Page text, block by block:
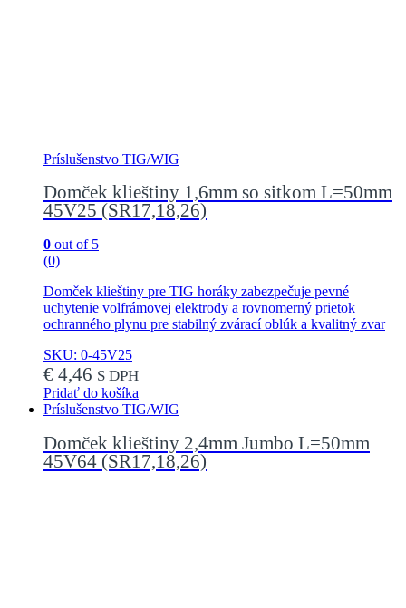
Príslušenstvo TIG/WIG
Domček klieštiny 1,6mm so sitkom L=50mm
45V25 (SR17,18,26)
0 out of 5
(0)
Domček klieštiny pre TIG horáky zabezpečuje pevné
uchytenie volfrámovej elektrody a rovnomerný prietok
ochranného plynu pre stabilný zvárací oblúk a kvalitný zvar
SKU: 0-45V25
€ 4,46 S DPH
Pridať do košíka
Príslušenstvo TIG/WIG
Domček klieštiny 2,4mm Jumbo L=50mm
45V64 (SR17,18,26)